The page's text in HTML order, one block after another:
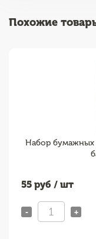
Похожие
Набор бумажных
55 руб / шт
- +